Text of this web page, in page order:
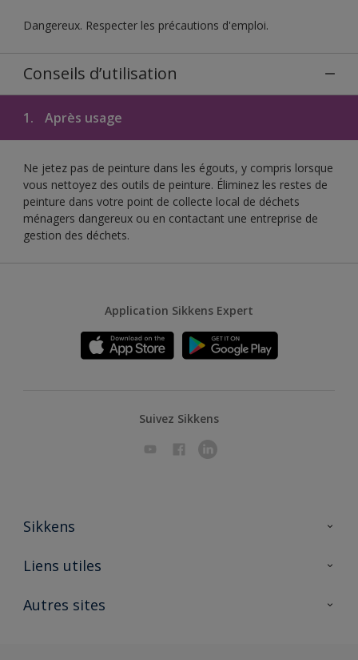
Dangereux. Respecter les précautions d'emploi.
Conseils d’utilisation
1. Après usage
Ne jetez pas de peinture dans les égouts, y compris lorsque
vous nettoyez des outils de peinture. Éliminez les restes de
peinture dans votre point de collecte local de déchets
ménagers dangereux ou en contactant une entreprise de
gestion des déchets.
Application Sikkens Expert
Suivez Sikkens
Sikkens
A propos de Sikkens
Liens utiles
Ouvrir un magasin PASS
Autres sites